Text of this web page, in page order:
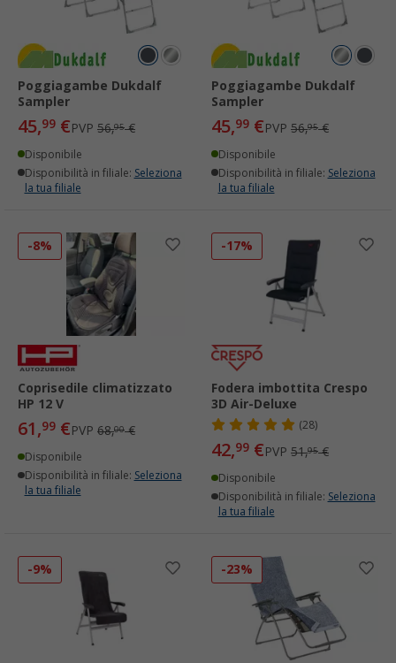
Poggiagambe Dukdalf
Sampler
45,99 €PVP 56,95€
Disponibile
Disponibilità in filiale: Seleziona
la tua filiale
Poggiagambe Dukdalf
Sampler
45,99 €PVP 56,95€
Disponibile
Disponibilità in filiale: Seleziona
la tua filiale
-8%
Coprisedile climatizzato
HP 12 V
61,99 €PVP 68,00€
Disponibile
Disponibilità in filiale: Seleziona
la tua filiale
-17%
Fodera imbottita Crespo
3D Air-Deluxe
(28)
42,99 €PVP 51,95€
Disponibile
Disponibilità in filiale: Seleziona
la tua filiale
-9% -23%